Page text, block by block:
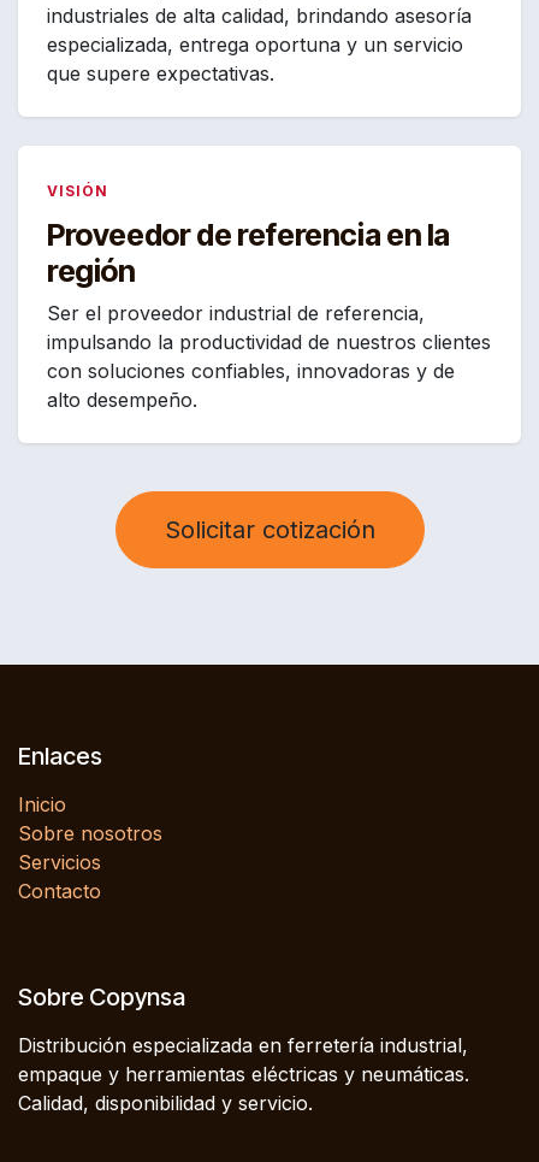
industriales de alta calidad, brindando asesoría
especializada, entrega oportuna y un servicio
que supere expectativas.
VISIÓN
Proveedor de referencia en la
región
Ser el proveedor industrial de referencia,
impulsando la productividad de nuestros clientes
con soluciones confiables, innovadoras y de
alto desempeño.
Solicitar cotización
Enlaces
Inicio
Sobre nosotros
Servicios
Contacto
Sobre Copynsa
Distribución especializada en ferretería industrial,
empaque y herramientas eléctricas y neumáticas.
Calidad, disponibilidad y servicio.